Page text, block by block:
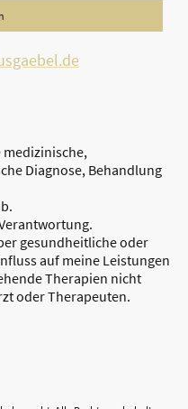
medizinische,
Diagnose, Behandlung
gesundheitliche oder
auf meine Leistungen
Therapien nicht
oder Therapeuten.